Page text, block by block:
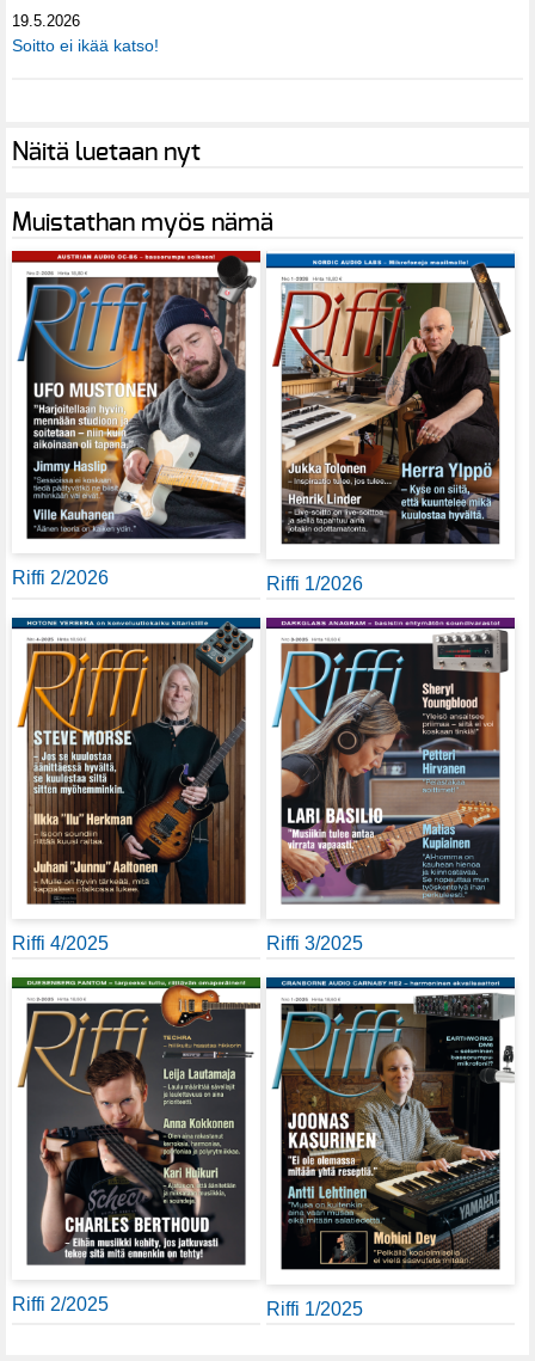
19.5.2026
Soitto ei ikää katso!
Näitä luetaan nyt
Muistathan myös nämä
Riffi 2/2026 Riffi 1/2026
Riffi 4/2025 Riffi 3/2025
Riffi 2/2025 Riffi 1/2025